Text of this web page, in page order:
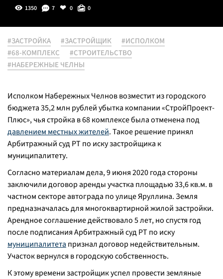
1350 7 0 0
#ЗАСТРОЙКА #ЗАСТРОЙЩИК
#ИСПОЛКОМ
#68-КОМПЛЕКС
#СТРОИТЕЛЬСТВО
#НАБЕРЕЖНЫЕ ЧЕЛНЫ
Исполком Набережных Челнов возместит из городского
бюджета 35,2 млн рублей убытка компании «СтройПроект-
Плюс», чья стройка в 68 комплексе была отменена под
давлением местных жителей. Такое решение принял
Арбитражный суд РТ по иску застройщика к
муниципалитету.
Согласно материалам дела, 9 июня 2020 года стороны
заключили договор аренды участка площадью 33,6 кв.м. в
частном секторе автограда по улице Яруллина. Земля
предназначалась для многоквартирной жилой застройки.
Арендное соглашение действовало 5 лет, но спустя год
после подписания Арбитражный суд РТ по иску
муниципалитета признал договор недействительным.
Участок вернулся в городскую собственность.
К этому времени застройщик успел провести земляные